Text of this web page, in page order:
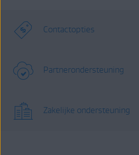
Contactopties
Partnerondersteuning
Zakelijke ondersteuning